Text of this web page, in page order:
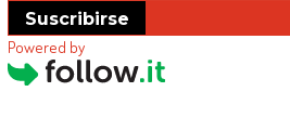
Suscribirse
Powered by